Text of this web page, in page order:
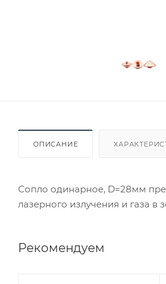
ОПИСАНИЕ
Сопло одинарное, D=28мм
лазерного излучения и газа в
Рекомендуем